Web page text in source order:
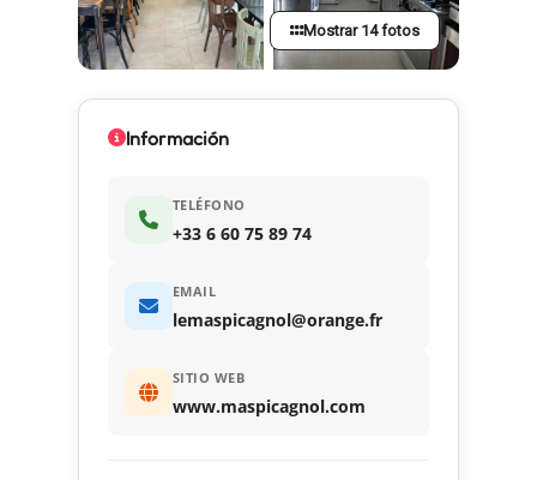
Mostrar 14 fotos
Información
TELÉFONO
+33 6 60 75 89 74
EMAIL
lemaspicagnol@orange.fr
SITIO WEB
www.maspicagnol.com